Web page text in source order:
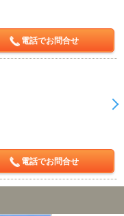
電話でお問合せ
電話でお問合せ